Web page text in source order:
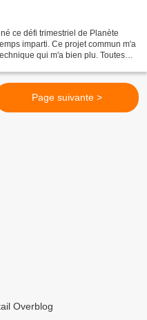
ce défi trimestriel de Planète
imparti. Ce projet commun m'a
qui m'a bien plu. Toutes
Page suivante >
Overblog